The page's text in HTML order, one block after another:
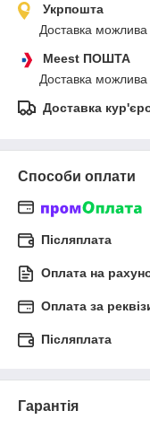
Укрпошта
Доставка
Meest ПОШТА
Доставка
Доставка
Способи оплати
Післяплата
Оплата на
Оплата за
Післяплата
Гарантія